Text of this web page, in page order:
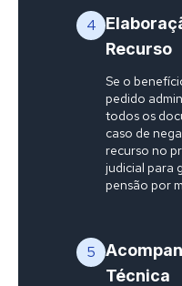
4
Recurso
Se o
pedido
todos os
caso de
recurso no
judicial para
pensão por
5
Técnica